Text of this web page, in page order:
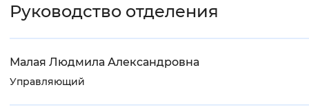
Руководство отделения
Малая Людмила Александровна
Управляющий